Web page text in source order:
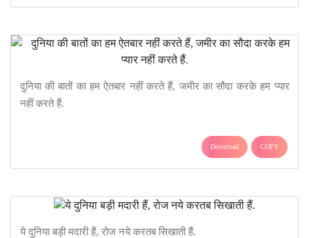
दुनिया की बातों का हम ऐतबार नहीं करते हैं, जमीर का सौदा करके हम प्यार
नहीं करते हैं.
Download COPY
ये दुनिया बड़ी मदारी हैं, रोज नये करतब सिखाती हैं.